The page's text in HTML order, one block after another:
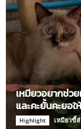
เหมียวอยากช่ว
และคะยั้นคะยอ
Highlight เหมียวขี้